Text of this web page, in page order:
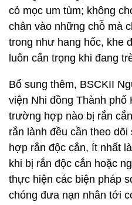
cỏ mọc um tùm; không
chân vào những chỗ mà
trong như hang hốc, khe
luôn cẩn trọng khi đang
Bổ sung thêm, BSCKII
viện Nhi đồng Thành phố
trường hợp nào bị rắn
rắn lành đều cần theo
hợp rắn độc cắn, ít nhất
khi bị rắn độc cắn hoặc
thực hiện các biện pháp
chóng đưa nạn nhân tới